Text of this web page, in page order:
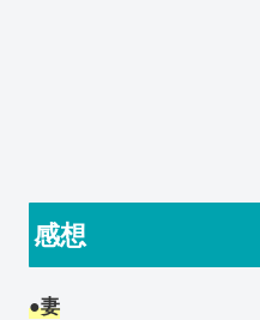
感想
●妻